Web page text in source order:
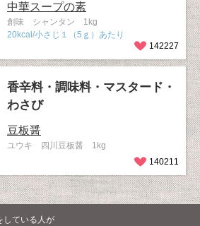
中華スープの素
創味 シャンタン 1kg
20kcal/小さじ１（5ｇ）あたり
142227
香辛料・調味料・マスタード・
わさび
豆板醤
ユウキ 四川豆板醤 1kg
140211
している人が